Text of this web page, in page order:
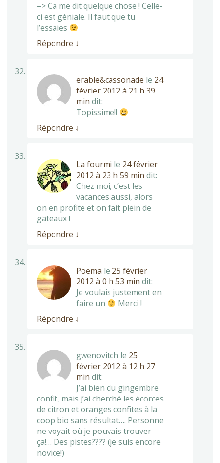
–> Ca me dit quelque chose ! Celle-
ci est géniale. Il faut que tu
l’essaies
Répondre ↓
erable&cassonade le 24
février 2012 à 21 h 39
min dit:
Topissime!!
Répondre ↓
La fourmi le 24 février
2012 à 23 h 59 min dit:
Chez moi, c’est les
vacances aussi, alors
on en profite et on fait plein de
gâteaux !
Répondre ↓
Poema le 25 février
2012 à 0 h 53 min dit:
Je voulais justement en
faire un
Merci !
Répondre ↓
gwenovitch le 25
février 2012 à 12 h 27
min dit:
J’ai bien du gingembre
confit, mais j’ai cherché les écorces
de citron et oranges confites à la
coop bio sans résultat…. Personne
ne voyait où je pouvais trouver
ça!… Des pistes???? (je suis encore
novice!)